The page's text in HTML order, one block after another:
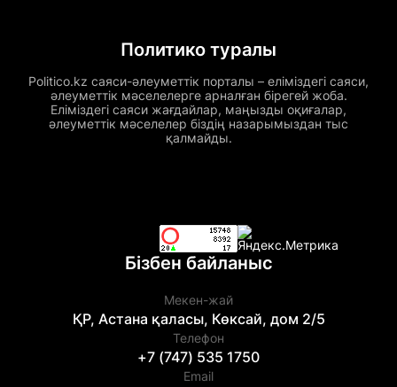
Политико туралы
Politico.kz саяси-әлеуметтік порталы – еліміздегі саяси,
әлеуметтік мәселелерге арналған бірегей жоба.
Еліміздегі саяси жағдайлар, маңызды оқиғалар,
әлеуметтік мәселелер біздің назарымыздан тыс
қалмайды.
Бізбен байланыс
Мекен-жай
ҚР, Астана қаласы, Көксай, дом 2/5
Телефон
+7 (747) 535 1750
Email